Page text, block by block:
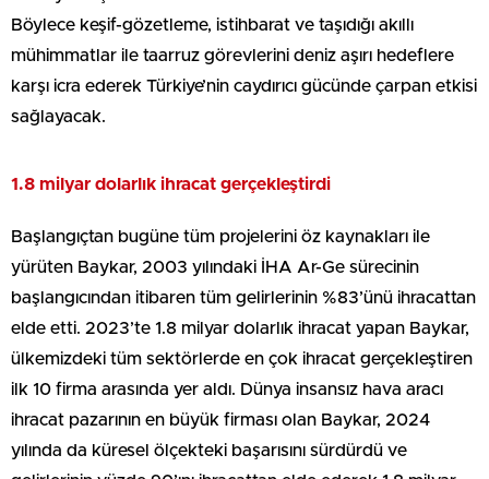
Böylece keşif-gözetleme, istihbarat ve taşıdığı akıllı
mühimmatlar ile taarruz görevlerini deniz aşırı hedeflere
karşı icra ederek Türkiye’nin caydırıcı gücünde çarpan etkisi
sağlayacak.
1.8 milyar dolarlık ihracat gerçekleştirdi
Başlangıçtan bugüne tüm projelerini öz kaynakları ile
yürüten Baykar, 2003 yılındaki İHA Ar-Ge sürecinin
başlangıcından itibaren tüm gelirlerinin %83’ünü ihracattan
elde etti. 2023’te 1.8 milyar dolarlık ihracat yapan Baykar,
ülkemizdeki tüm sektörlerde en çok ihracat gerçekleştiren
ilk 10 firma arasında yer aldı. Dünya insansız hava aracı
ihracat pazarının en büyük firması olan Baykar, 2024
yılında da küresel ölçekteki başarısını sürdürdü ve